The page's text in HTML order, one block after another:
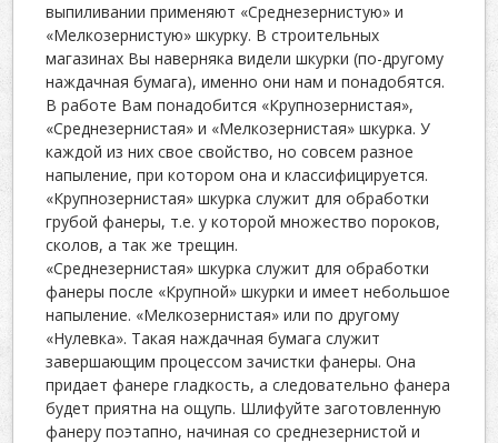
выпиливании применяют «Среднезернистую» и
«Мелкозернистую» шкурку. В строительных
магазинах Вы наверняка видели шкурки (по-другому
наждачная бумага), именно они нам и понадобятся.
В работе Вам понадобится «Крупнозернистая»,
«Среднезернистая» и «Мелкозернистая» шкурка. У
каждой из них свое свойство, но совсем разное
напыление, при котором она и классифицируется.
«Крупнозернистая» шкурка служит для обработки
грубой фанеры, т.е. у которой множество пороков,
сколов, а так же трещин.
«Среднезернистая» шкурка служит для обработки
фанеры после «Крупной» шкурки и имеет небольшое
напыление. «Мелкозернистая» или по другому
«Нулевка». Такая наждачная бумага служит
завершающим процессом зачистки фанеры. Она
придает фанере гладкость, а следовательно фанера
будет приятна на ощупь. Шлифуйте заготовленную
фанеру поэтапно, начиная со среднезернистой и